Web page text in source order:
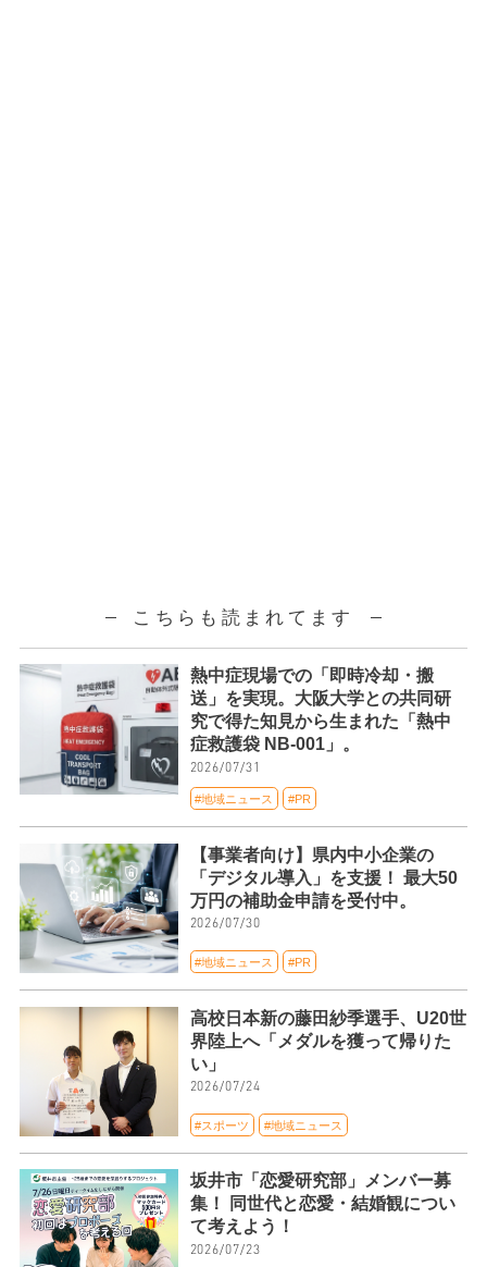
こちらも読まれてます
熱中症現場での「即時冷却・搬
送」を実現。大阪大学との共同研
究で得た知見から生まれた「熱中
症救護袋 NB-001」。
2026/07/31
#地域ニュース #PR
【事業者向け】県内中小企業の
「デジタル導入」を支援！ 最大50
万円の補助金申請を受付中。
2026/07/30
#地域ニュース #PR
高校日本新の藤田紗季選手、U20世
界陸上へ「メダルを獲って帰りた
い」
2026/07/24
#スポーツ #地域ニュース
坂井市「恋愛研究部」メンバー募
集！ 同世代と恋愛・結婚観につい
て考えよう！
2026/07/23